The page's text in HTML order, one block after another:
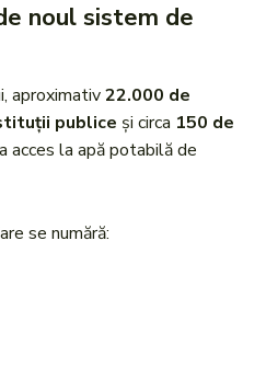
noul sistem de
aproximativ22.000 de
publice și circa 150 de
acces la apă potabilă de
se numără: